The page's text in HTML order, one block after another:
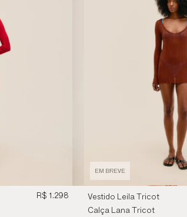
R$ 1.298
EM BREVE
Vestido Leila Tricot
Marrom
Calça Lana Tricot